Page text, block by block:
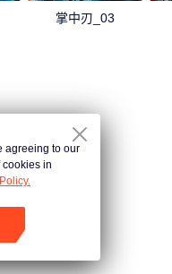
掌中刃_03
agreeing to our
in